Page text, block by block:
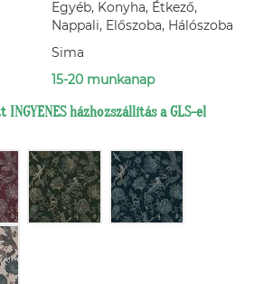
Egyéb, Konyha, Étkező,
Nappali, Előszoba, Hálószoba
Sima
15-20 munkanap
házhozszállítás a GLS-el